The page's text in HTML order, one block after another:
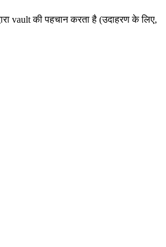
vault की पहचान करता है (उदाहरण के लिए,